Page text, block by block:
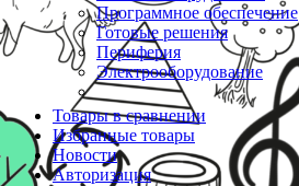
Программное обеспечение
Готовые решения
Периферия
Электрооборудование
Товары в сравнении
Избранные товары
Новости
Авторизация